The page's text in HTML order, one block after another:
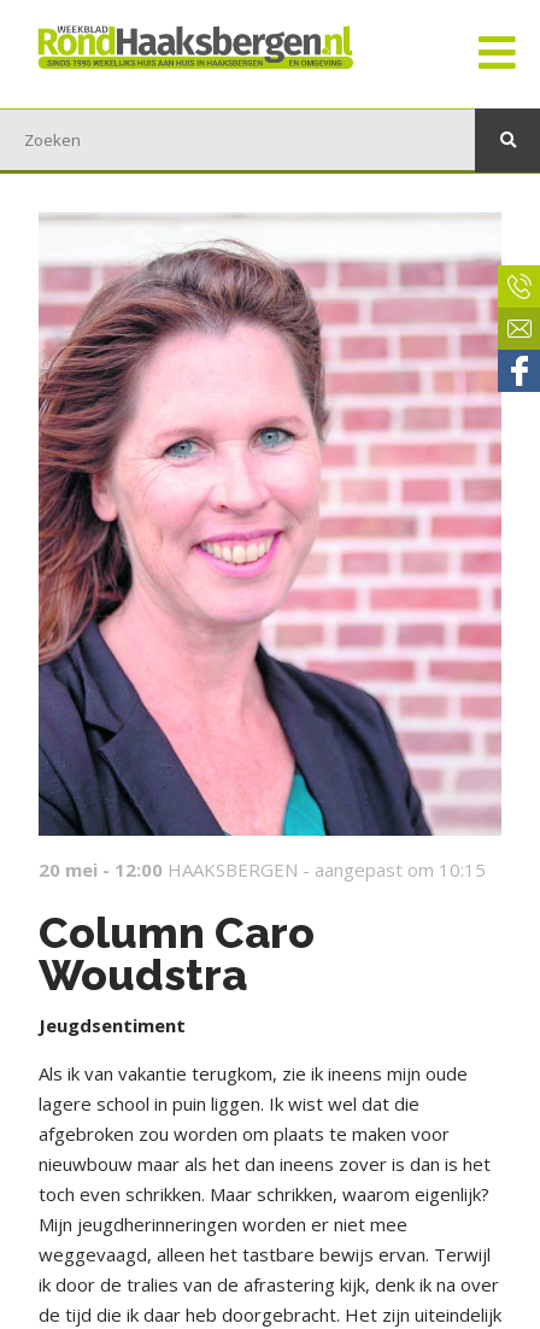
20 mei - 12:00 HAAKSBERGEN - aangepast om 10:15
Column Caro
Woudstra
Jeugdsentiment
Als ik van vakantie terugkom, zie ik ineens mijn oude
lagere school in puin liggen. Ik wist wel dat die
afgebroken zou worden om plaats te maken voor
nieuwbouw maar als het dan ineens zover is dan is het
toch even schrikken. Maar schrikken, waarom eigenlijk?
Mijn jeugdherinneringen worden er niet mee
weggevaagd, alleen het tastbare bewijs ervan. Terwijl
ik door de tralies van de afrastering kijk, denk ik na over
de tijd die ik daar heb doorgebracht. Het zijn uiteindelijk